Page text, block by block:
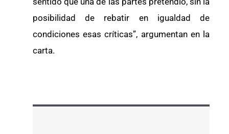
posibilidad de rebatir en igualdad de
condiciones esas críticas”, argumentan en la
carta.